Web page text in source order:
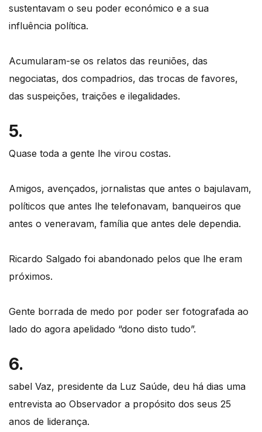
sustentavam o seu poder económico e a sua
influência política.
Acumularam-se os relatos das reuniões, das
negociatas, dos compadrios, das trocas de favores,
das suspeições, traições e ilegalidades.
5.
Quase toda a gente lhe virou costas.
Amigos, avençados, jornalistas que antes o bajulavam,
políticos que antes lhe telefonavam, banqueiros que
antes o veneravam, família que antes dele dependia.
Ricardo Salgado foi abandonado pelos que lhe eram
próximos.
Gente borrada de medo por poder ser fotografada ao
lado do agora apelidado “dono disto tudo”.
6.
sabel Vaz, presidente da Luz Saúde, deu há dias uma
entrevista ao Observador a propósito dos seus 25
anos de liderança.